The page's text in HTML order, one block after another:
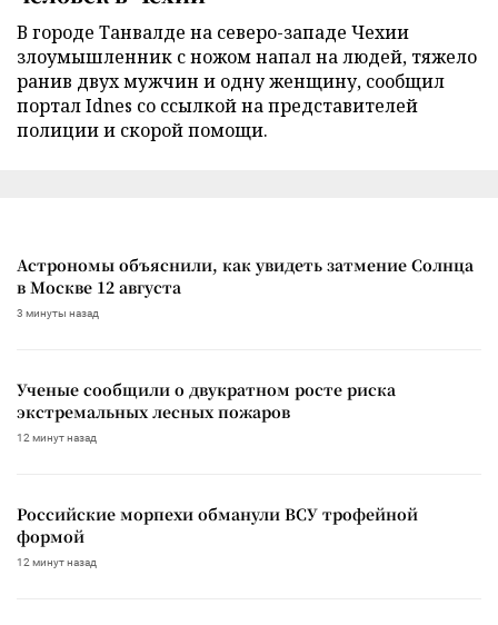
В городе Танвалде на северо-западе Чехии
злоумышленник с ножом напал на людей, тяжело
ранив двух мужчин и одну женщину, сообщил
портал Idnes со ссылкой на представителей
полиции и скорой помощи.
Астрономы объяснили, как увидеть затмение Солнца
в Москве 12 августа
3 минуты назад
Ученые сообщили о двукратном росте риска
экстремальных лесных пожаров
12 минут назад
Российские морпехи обманули ВСУ трофейной
формой
12 минут назад